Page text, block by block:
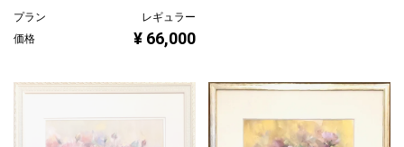
プラン
レギュラー
価格
¥ 66,000